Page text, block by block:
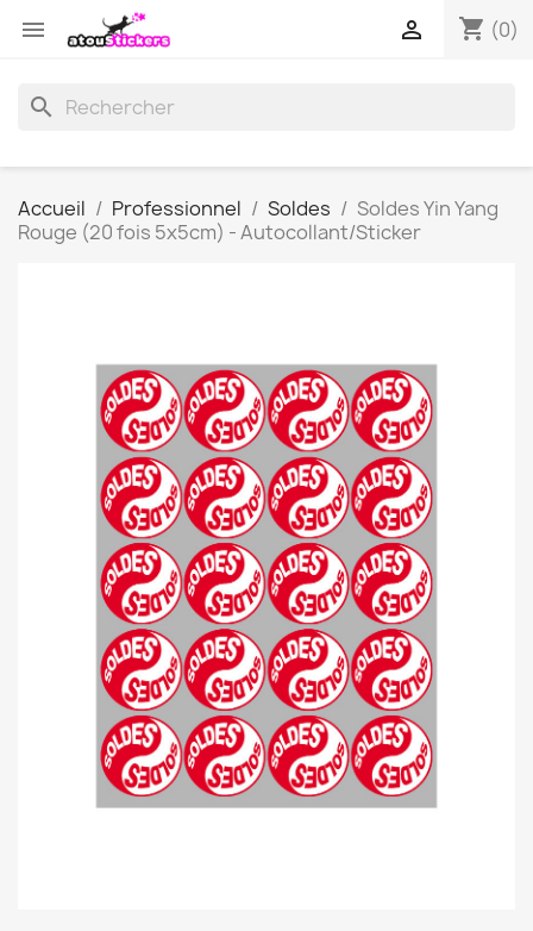
 shopping_cart (0)

search
Accueil Professionnel Soldes
Soldes Yin Yang
Rouge (20 fois 5x5cm) - Autocollant/Sticker